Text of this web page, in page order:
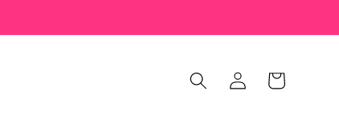
Log
in
Cart